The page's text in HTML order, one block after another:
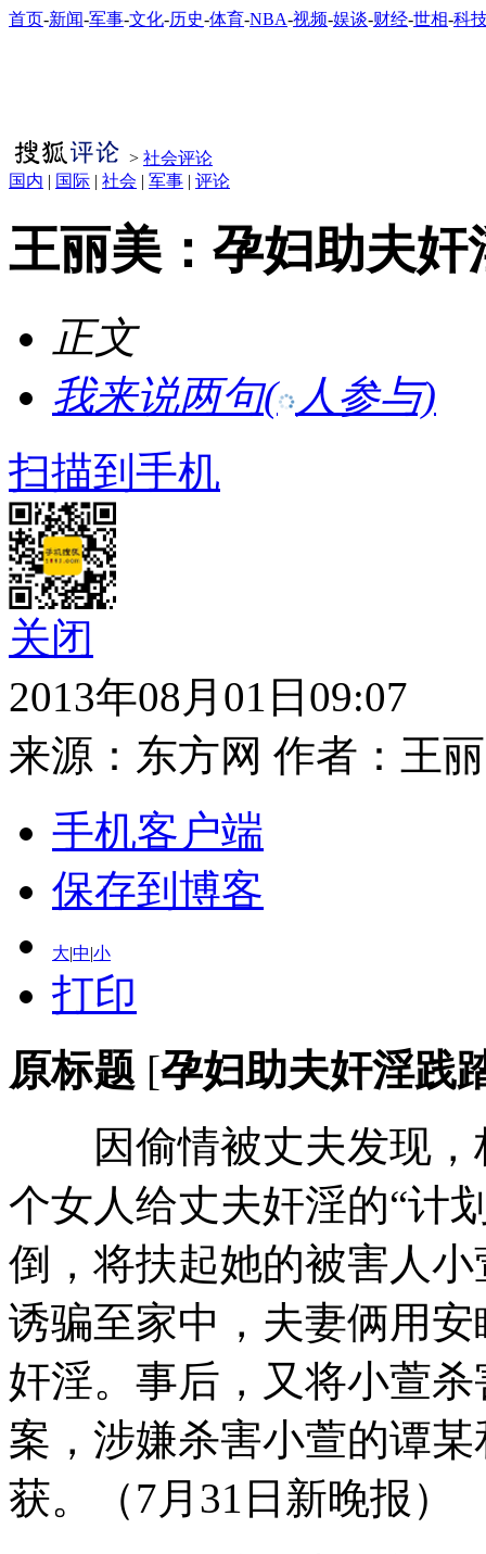
首页-新闻-军事-文化-历史-体育-NBA-视频-娱谈-财经-世相-科
> 社会评论
国内 | 国际 | 社会 | 军事 | 评论
王丽美：孕妇助夫
正文
我来说两句( 人参与)
扫描到手机
关闭
2013年08月01日09:07
来源： 东方网 作者：王
手机客户端
保存到博客
大|中|小
打印
原标题 [孕妇助夫奸淫践
因偷情被丈夫发现，
个女人给丈夫奸淫的“计
倒，将扶起她的被害人
诱骗至家中，夫妻俩用
奸淫。事后，又将小萱
案，涉嫌杀害小萱的谭
获。（7月31日新晚报）